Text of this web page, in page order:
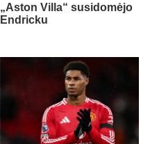
„Aston Villa“ susidomėjo
Endricku